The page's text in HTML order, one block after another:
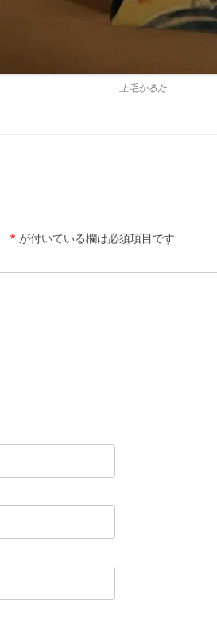
上毛かるた
* が付いている欄は必須項目です